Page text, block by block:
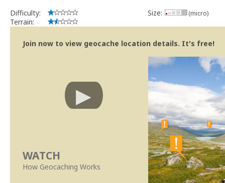
Difficulty:
Terrain:
Size: (micro)
Join now to view geocache location details. It's free!
WATCH
How Geocaching Works